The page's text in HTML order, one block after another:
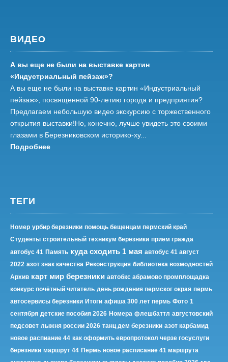
ВИДЕО
А вы еще не были на выставке картин
«Индустриальный пейзаж»?
А вы еще не были на выставке картин «Индустриальный
пейзаж», посвященной 90-летию города и предприятия?
Предлагаем небольшую видео экскурсию с торжественного
открытия выставки!Но, конечно, лучше увидеть это своими
глазами в Березниковском историко-ху...
Подробнее
ТЕГИ
Номер урбир березники помощь бещенцам пермский край
Студенты строительный техникум березники прием гражда
автобус 41 Память куда сходить 1 мая автобус 41 август
2022 азот знак качества Реконструкция библиотека возмодностей
Архив карт мир березники автобкс абрамово промплощадка
конкурс почётный читатель день рождения пермског окрая пермь
автосервисы березники Итоги афиша 300 лет пермь Фото 1
сентября детские пособия 2026 Номера флешбаттл августовский
педсовет лыжня россии 2026 танц дем березники азот карбамид
новое распиание 44 как оформить европротокол черзе госуслуги
березники маршрут 44 Пермь новое расписание 41 маршрута